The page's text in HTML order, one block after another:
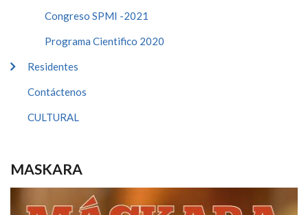
Congreso SPMI -2021
Programa Cientifico 2020
Residentes
Contáctenos
CULTURAL
MASKARA